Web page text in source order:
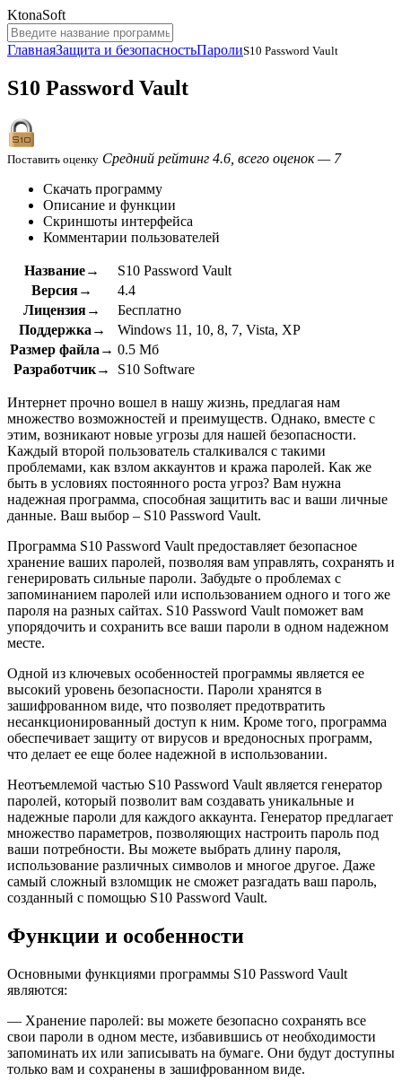
KtonaSoft
ГлавнаяЗащита и безопасностьПаролиS10 Password Vault
S10 Password Vault
Поставить оценку Средний рейтинг 4.6, всего оценок — 7
Скачать программу
Описание и функции
Скриншоты интерфейса
Комментарии пользователей
Название→
S10 Password Vault
Версия→
4.4
Лицензия→
Бесплатно
Поддержка→
Windows 11, 10, 8, 7, Vista, XP
Размер файла→ 0.5 Мб
Разработчик→
S10 Software
Интернет прочно вошел в нашу жизнь, предлагая нам
множество возможностей и преимуществ. Однако, вместе с
этим, возникают новые угрозы для нашей безопасности.
Каждый второй пользователь сталкивался с такими
проблемами, как взлом аккаунтов и кража паролей. Как же
быть в условиях постоянного роста угроз? Вам нужна
надежная программа, способная защитить вас и ваши личные
данные. Ваш выбор – S10 Password Vault.
Программа S10 Password Vault предоставляет безопасное
хранение ваших паролей, позволяя вам управлять, сохранять и
генерировать сильные пароли. Забудьте о проблемах с
запоминанием паролей или использованием одного и того же
пароля на разных сайтах. S10 Password Vault поможет вам
упорядочить и сохранить все ваши пароли в одном надежном
месте.
Одной из ключевых особенностей программы является ее
высокий уровень безопасности. Пароли хранятся в
зашифрованном виде, что позволяет предотвратить
несанкционированный доступ к ним. Кроме того, программа
обеспечивает защиту от вирусов и вредоносных программ,
что делает ее еще более надежной в использовании.
Неотъемлемой частью S10 Password Vault является генератор
паролей, который позволит вам создавать уникальные и
надежные пароли для каждого аккаунта. Генератор предлагает
множество параметров, позволяющих настроить пароль под
ваши потребности. Вы можете выбрать длину пароля,
использование различных символов и многое другое. Даже
самый сложный взломщик не сможет разгадать ваш пароль,
созданный с помощью S10 Password Vault.
Функции и особенности
Основными функциями программы S10 Password Vault
являются:
— Хранение паролей: вы можете безопасно сохранять все
свои пароли в одном месте, избавившись от необходимости
запоминать их или записывать на бумаге. Они будут доступны
только вам и сохранены в зашифрованном виде.